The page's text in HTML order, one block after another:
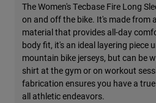
The Women's Tecbase Fire Long
on and off the bike. It's made from
material that provides all-day
body fit, it's an ideal layering piece
mountain bike jerseys, but can be
shirt at the gym or on workout
fabrication ensures you have a
all athletic endeavors.